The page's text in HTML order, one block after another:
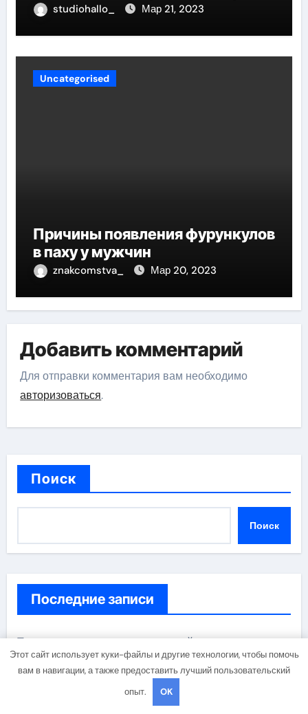
studiohallo_ Мар 21, 2023
Uncategorised
Причины появления фурункулов
в паху у мужчин
znakcomstva_ Мар 20, 2023
Добавить комментарий
Для отправки комментария вам необходимо
авторизоваться.
Поиск
Поиск
Последние записи
Тенденции развития алкогольной промышленности
в Узбекистане
Критерии выбора мощности газовой печи для бани
Этот сайт использует куки-файлы и другие технологии, чтобы помочь
вам в навигации, а также предоставить лучший пользовательский
опыт.
OK